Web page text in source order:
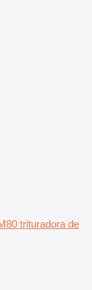
trituradora de